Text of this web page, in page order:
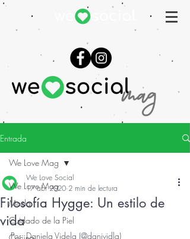
Entrada
We Love Mag
Moda
Cuidado de la Piel
We Love Mag
Filosofía Hygge: Un estilo de
vida
We Love Social
17 abr 2020 2 min de lectura
Por: Daniela Videla (@danividla)